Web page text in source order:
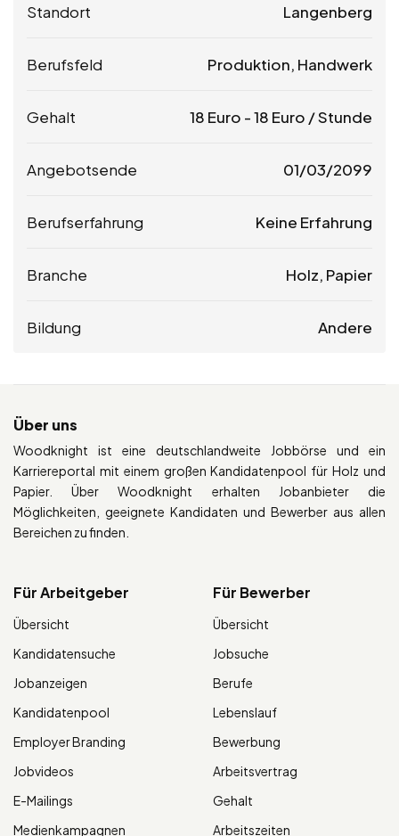
Standort Langenberg
Berufsfeld Produktion, Handwerk
Gehalt 18 Euro -18 Euro / Stunde
Angebotsende 01/03/2099
Berufserfahrung Keine Erfahrung
Branche Holz, Papier
Bildung Andere
Über uns
Woodknight ist eine deutschlandweite Jobbörse und ein
Karriereportal mit einem großen Kandidatenpool für Holz und
Papier. Über Woodknight erhalten Jobanbieter die
Möglichkeiten, geeignete Kandidaten und Bewerber aus allen
Bereichen zu finden.
Für Arbeitgeber
Übersicht
Kandidatensuche
Jobanzeigen
Kandidatenpool
Employer Branding
Jobvideos
E-Mailings
Medienkampagnen
Für Bewerber
Übersicht
Jobsuche
Berufe
Lebenslauf
Bewerbung
Arbeitsvertrag
Gehalt
Arbeitszeiten